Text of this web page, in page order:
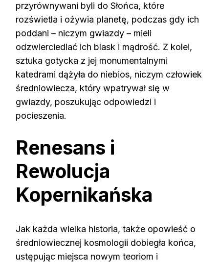
przyrównywani byli do Słońca, które
rozświetla i ożywia planetę, podczas gdy ich
poddani – niczym gwiazdy – mieli
odzwierciedlać ich blask i mądrość. Z kolei,
sztuka gotycka z jej monumentalnymi
katedrami dążyła do niebios, niczym człowiek
średniowiecza, który wpatrywał się w
gwiazdy, poszukując odpowiedzi i
pocieszenia.
Renesans i
Rewolucja
Kopernikańska
Jak każda wielka historia, także opowieść o
średniowiecznej kosmologii dobiegła końca,
ustępując miejsca nowym teoriom i